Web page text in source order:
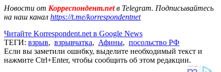
Новости от Корреспондент.netв Telegram. Подписывайтесь
на наш канал https://t.me/korrespondentnet
Читайте Korrespondent.net в Google News
ТЕГИ: взрыв, взрывчатка, Афины, посольство РФ
Если вы заметили ошибку, выделите необходимый текст и
нажмите Ctrl+Enter, чтобы сообщить об этом редакции.